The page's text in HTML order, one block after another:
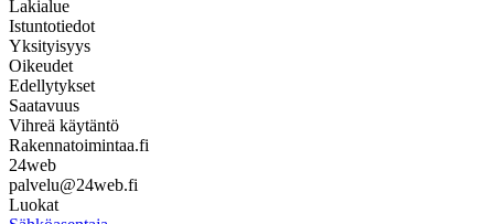
Lakialue
Istuntotiedot
Yksityisyys
Oikeudet
Edellytykset
Saatavuus
Vihreä käytäntö
Rakennatoimintaa.fi
24web
palvelu@24web.fi
Luokat